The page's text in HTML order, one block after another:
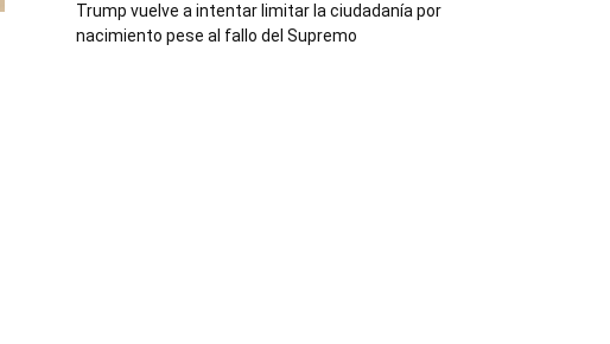
Trump vuelve a intentar limitar la ciudadanía por
nacimiento pese al fallo del Supremo